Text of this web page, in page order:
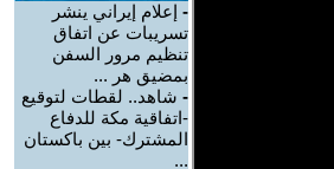
- إعلام إيراني ينشر
تسريبات عن اتفاق
تنظيم مرور السفن
بمضيق هر ...
- شاهد.. لقطات لتوقيع
-اتفاقية مكة للدفاع
المشترك- بين باكستان
...